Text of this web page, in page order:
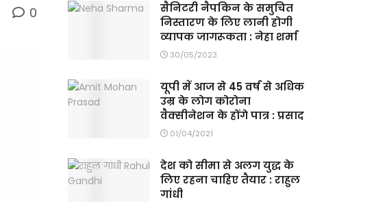
0
सैनिटरी नैपकिन के समुचित
निस्तारण के लिए लानी होगी
व्यापक जागरूकता : नेहा शर्मा
30/05/2023
यूपी में आज से 45 वर्ष से अधिक
उम्र के लोग कोरोना
वैक्सीनेशन के होंगे पात्र : प्रसाद
01/04/2021
देश को सीमा से अलग युद्ध के
लिए रहना चाहिए तैयार : राहुल
गांधी